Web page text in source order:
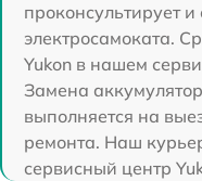
проконсультирует и
электросамоката.
Yukon в нашем
Замена
выполняется на
ремонта. Наш
сервисный центр